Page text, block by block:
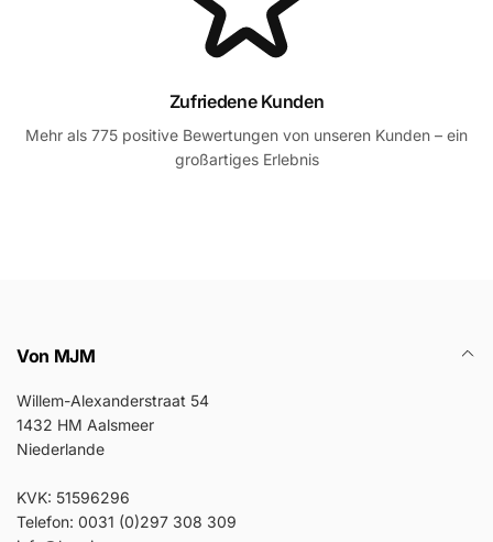
Zufriedene Kunden
Mehr als 775 positive Bewertungen von unseren Kunden – ein
großartiges Erlebnis
Von MJM
Willem-Alexanderstraat 54
1432 HM Aalsmeer
Niederlande
KVK: 51596296
Telefon: 0031 (0)297 308 309